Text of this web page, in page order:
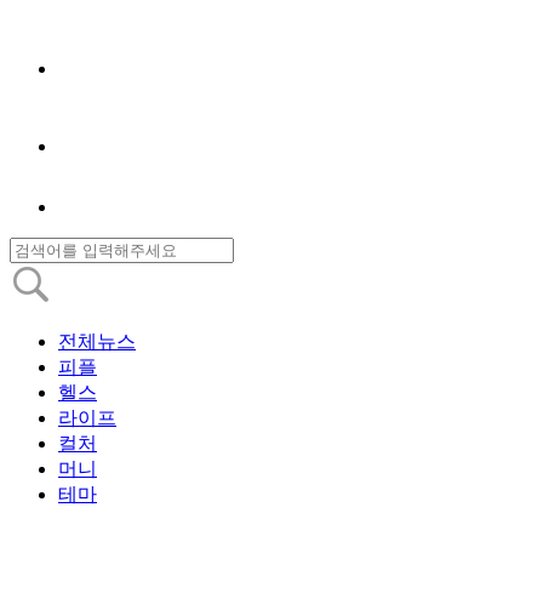
전체뉴스
피플
헬스
라이프
컬처
머니
테마